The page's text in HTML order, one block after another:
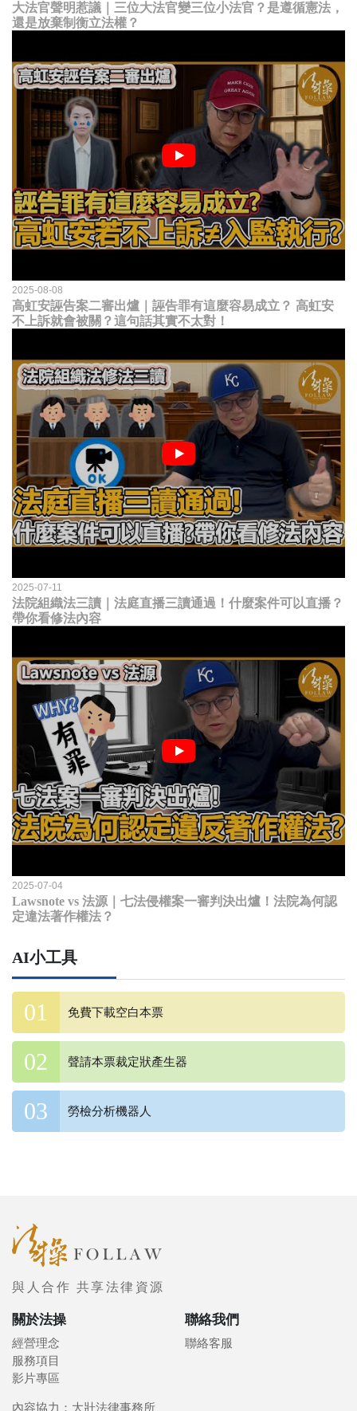
大法官聲明惹議｜三位大法官變三位小法官？是遵循憲法，
還是放棄制衡立法權？
2025-08-08
高虹安誣告案二審出爐｜誣告罪有這麼容易成立？ 高虹安
不上訴就會被關？這句話其實不太對！
2025-07-11
法院組織法三讀｜法庭直播三讀通過！什麼案件可以直播？
帶你看修法內容
2025-07-04
Lawsnote vs 法源｜七法侵權案一審判決出爐！法院為何認
定違法著作權法？
AI小工具
免費下載空白本票
聲請本票裁定狀產生器
勞檢分析機器人
與人合作 共享法律資源
關於法操
經營理念
服務項目
影片專區
聯絡我們
聯絡客服
內容協力：大壯法律事務所